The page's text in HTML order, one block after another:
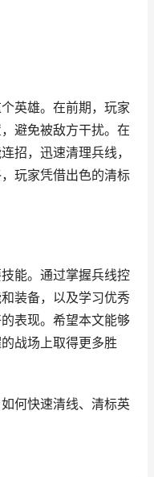
英雄。在前期，玩家
避免被敌方干扰。在
招，迅速清理兵线，
玩家凭借出色的清标
能。通过掌握兵线控
装备，以及学习优秀
表现。希望本文能够
战场上取得更多胜
何快速清线、清标英